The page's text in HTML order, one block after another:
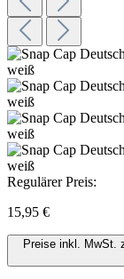
Regulärer Preis:
15,95 €
Preise inkl. MwSt.